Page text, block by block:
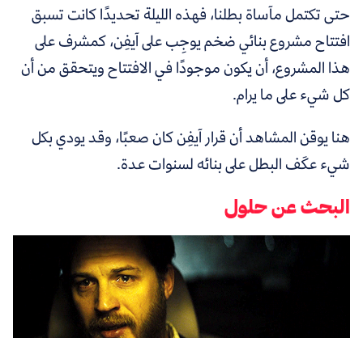
حتى تكتمل مآساة بطلنا، فهذه الليلة تحديدًا كانت تسبق
افتتاح مشروع بنائي ضخم يوجِب على آيفِن، كمشرف على
هذا المشروع، أن يكون موجودًا في الافتتاح ويتحقق من أن
كل شيء على ما يرام.
هنا يوقن المشاهد أن قرار آيفِن كان صعبًا، وقد يودي بكل
شيء عكَف البطل على بنائه لسنوات عدة.
البحث عن حلول